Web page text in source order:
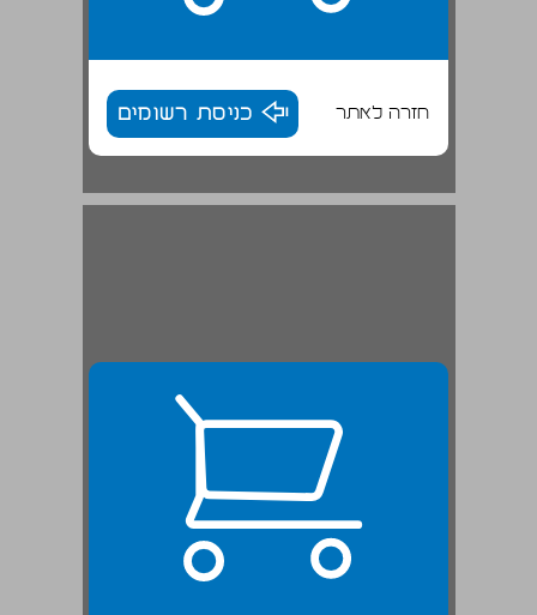
חזרה לאתר כניסת רשומים
אותנטי ורפלקטיבי בעיצוב התמונה על ראשית ישראל בתורה ... 18